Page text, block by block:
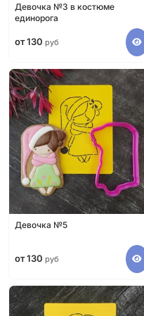
Девочка №3 в костюме
единорога
от 130 руб
Девочка №5
от 130 руб